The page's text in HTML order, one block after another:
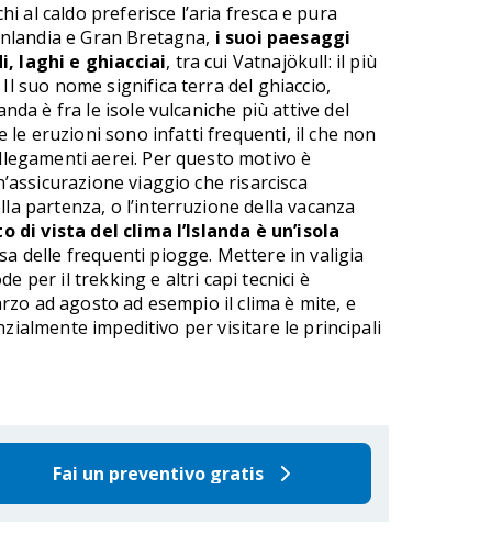
al caldo preferisce l’aria fresca e pura
e Gran Bretagna, i suoi paesaggi
laghi e ghiacciai, tra cui Vatnajökull: il più
suo nome significa terra del ghiaccio,
è fra le isole vulcaniche più attive del
le eruzioni sono infatti frequenti, il che non
aerei. Per questo motivo è
viaggio che risarcisca
partenza, o l’interruzione della vacanza
di vista del clima l’Islanda è un’isola
delle frequenti piogge. Mettere in valigia
per il trekking e altri capi tecnici è
ad agosto ad esempio il clima è mite, e
impeditivo per visitare le principali
Fai un preventivo gratis